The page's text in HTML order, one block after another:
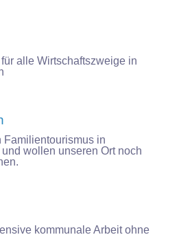
alle Wirtschaftszweige in
Familientourismus in
wollen unseren Ort noch
kommunale Arbeit ohne